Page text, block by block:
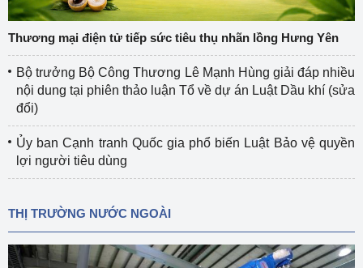
Thương mại điện tử tiếp sức tiêu thụ nhãn lồng Hưng Yên
Bộ trưởng Bộ Công Thương Lê Mạnh Hùng giải đáp nhiều
nội dung tại phiên thảo luận Tổ về dự án Luật Dầu khí (sửa
đổi)
Ủy ban Cạnh tranh Quốc gia phổ biến Luật Bảo vệ quyền
lợi người tiêu dùng
THỊ TRƯỜNG NƯỚC NGOÀI